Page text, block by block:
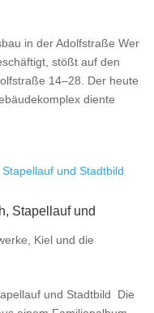
in der Adolfstraße Wer
stößt auf den
14–28. Der heute
diente
Stapellauf und
Kiel und die
und Stadtbild Die